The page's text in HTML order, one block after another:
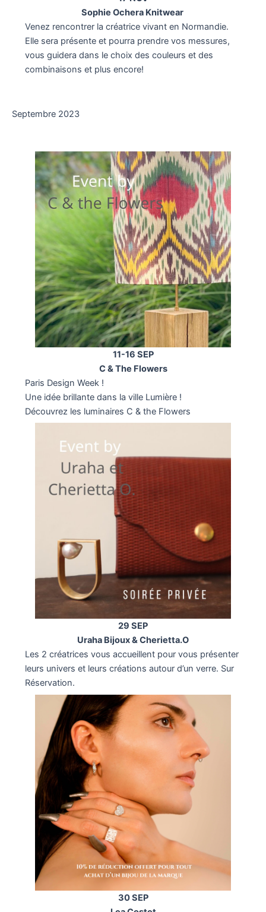
Sophie Ochera Knitwear
Venez rencontrer la créatrice vivant en Normandie.
Elle sera présente et pourra prendre vos messures,
vous guidera dans le choix des couleurs et des
combinaisons et plus encore!
Septembre 2023
11-16 SEP
C & The Flowers
Paris Design Week !
Une idée brillante dans la ville Lumière !
Découvrez les luminaires C & the Flowers
29 SEP
Uraha Bijoux & Cherietta.O
Les 2 créatrices vous accueillent pour vous présenter
leurs univers et leurs créations autour d’un verre. Sur
Réservation.
30 SEP